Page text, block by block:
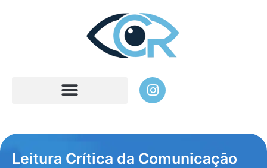
Leitura Crítica da Comunicação